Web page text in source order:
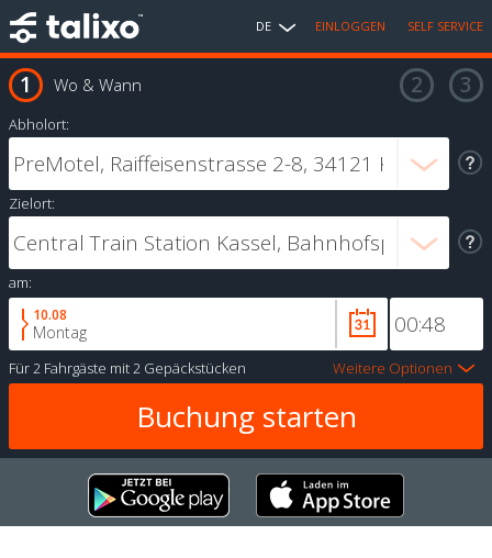
DE EINLOGGEN SELF SERVICE
Wo & Wann
Abholort:
Zielort:
am:
10.08
Montag
Für2 Fahrgäste mit2 Gepäckstücken Weitere Optionen